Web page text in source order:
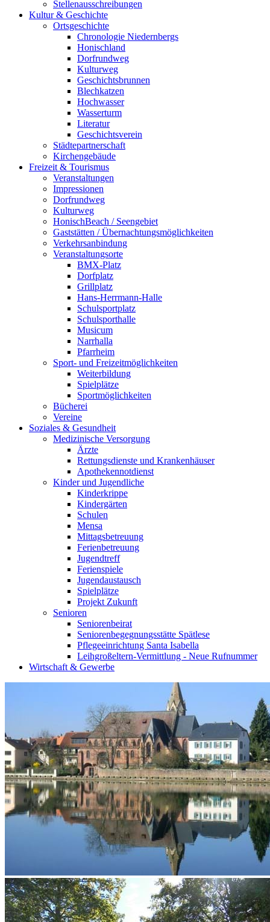
Stellenausschreibungen
Kultur & Geschichte
Ortsgeschichte
Chronologie Niedernbergs
Honischland
Dorfrundweg
Kulturweg
Geschichtsbrunnen
Blechkatzen
Hochwasser
Wasserturm
Literatur
Geschichtsverein
Städtepartnerschaft
Kirchengebäude
Freizeit & Tourismus
Veranstaltungen
Impressionen
Dorfrundweg
Kulturweg
HonischBeach / Seengebiet
Gaststätten / Übernachtungsmöglichkeiten
Verkehrsanbindung
Veranstaltungsorte
BMX-Platz
Dorfplatz
Grillplatz
Hans-Herrmann-Halle
Schulsportplatz
Schulsporthalle
Musicum
Narrhalla
Pfarrheim
Sport- und Freizeitmöglichkeiten
Weiterbildung
Spielplätze
Sportmöglichkeiten
Bücherei
Vereine
Soziales & Gesundheit
Medizinische Versorgung
Ärzte
Rettungsdienste und Krankenhäuser
Apothekennotdienst
Kinder und Jugendliche
Kinderkrippe
Kindergärten
Schulen
Mensa
Mittagsbetreuung
Ferienbetreuung
Jugendtreff
Ferienspiele
Jugendaustausch
Spielplätze
Projekt Zukunft
Senioren
Seniorenbeirat
Seniorenbegegnungsstätte Spätlese
Pflegeeinrichtung Santa Isabella
Leihgroßeltern-Vermittlung - Neue Rufnummer
Wirtschaft & Gewerbe